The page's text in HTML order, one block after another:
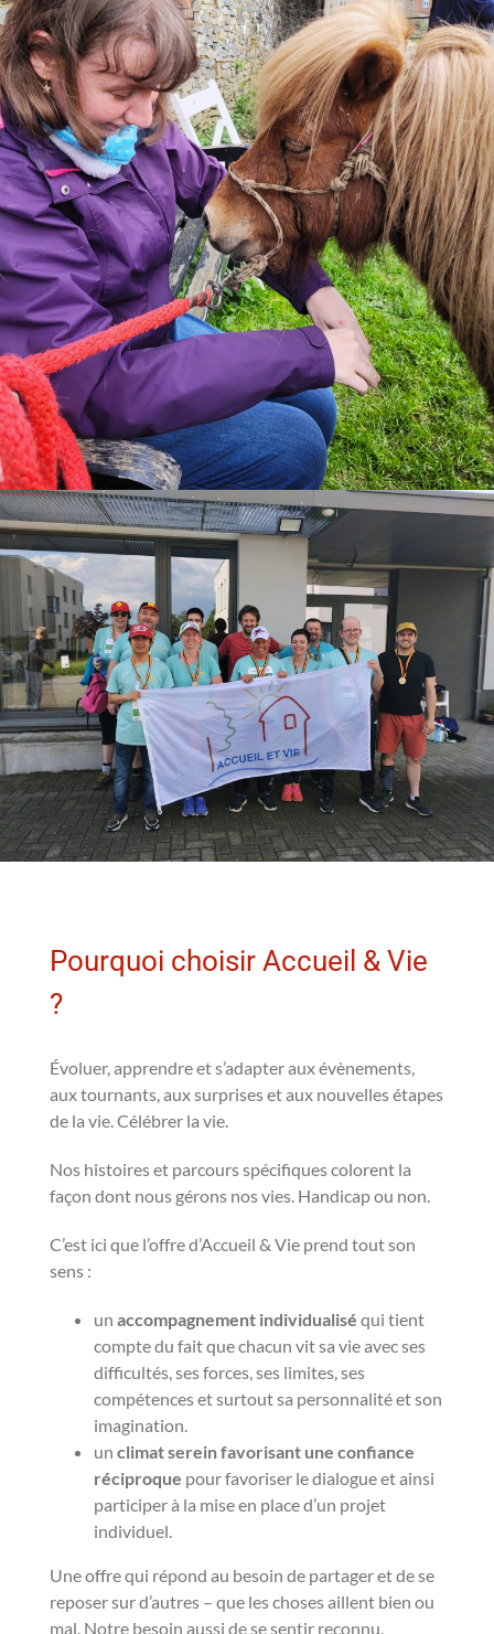
Pourquoi choisir Accueil & Vie
?
Évoluer, apprendre et s’adapter aux évènements,
aux tournants, aux surprises et aux nouvelles étapes
de la vie. Célébrer la vie.
Nos histoires et parcours spécifiques colorent la
façon dont nous gérons nos vies. Handicap ou non.
C’est ici que l’offre d’Accueil & Vie prend tout son
sens :
un accompagnement individualisé qui tient
compte du fait que chacun vit sa vie avec ses
difficultés, ses forces, ses limites, ses
compétences et surtout sa personnalité et son
imagination.
un climat serein favorisant une confiance
réciproque pour favoriser le dialogue et ainsi
participer à la mise en place d’un projet
individuel.
Une offre qui répond au besoin de partager et de se
reposer sur d’autres – que les choses aillent bien ou
mal. Notre besoin aussi de se sentir reconnu,